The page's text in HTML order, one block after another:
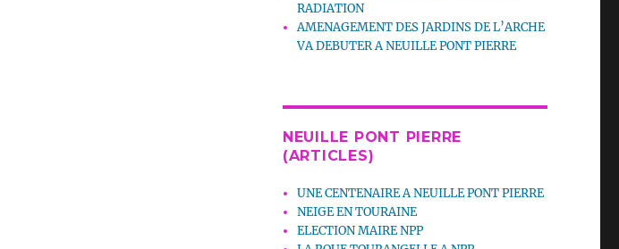
RADIATION
AMENAGEMENT DES JARDINS DE L’ARCHE
VA DEBUTER A NEUILLE PONT PIERRE
NEUILLE PONT PIERRE
(ARTICLES)
UNE CENTENAIRE A NEUILLE PONT PIERRE
NEIGE EN TOURAINE
ELECTION MAIRE NPP